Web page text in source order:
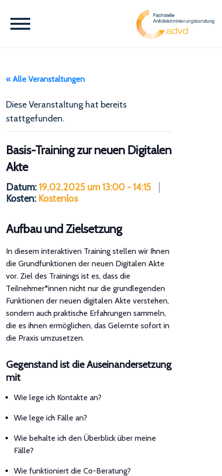
« Alle Veranstaltungen
Diese Veranstaltung hat bereits
stattgefunden.
Basis-Training zur neuen Digitalen
Akte
Datum:19.02.2025 um 13:00 -14:15
Kosten: Kostenlos
Aufbau und Zielsetzung
In diesem interaktiven Training stellen wir Ihnen
die Grundfunktionen der neuen Digitalen Akte
vor. Ziel des Trainings ist es, dass die
Teilnehmer*innen nicht nur die grundlegenden
Funktionen der neuen digitalen Akte verstehen,
sondern auch praktische Erfahrungen sammeln,
die es ihnen ermöglichen, das Gelernte sofort in
die Praxis umzusetzen.
Gegenstand ist die Auseinandersetzung
mit
Wie lege ich Kontakte an?
Wie lege ich Fälle an?
Wie behalte ich den Überblick über meine
Fälle?
Wie funktioniert die Co-Beratung?